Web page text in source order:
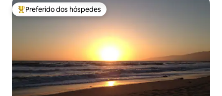
Entre os melhores preferidos dos hóspedes
Preferido dos hóspedes